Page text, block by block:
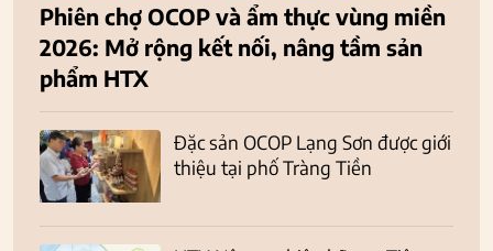
Phiên chợ OCOP và ẩm thực vùng miền
2026: Mở rộng kết nối, nâng tầm sản
phẩm HTX
Đặc sản OCOP Lạng Sơn được giới
thiệu tại phố Tràng Tiền